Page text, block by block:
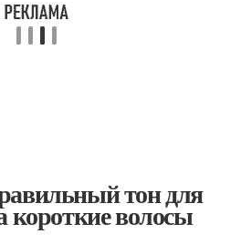
тон для
короткие волосы